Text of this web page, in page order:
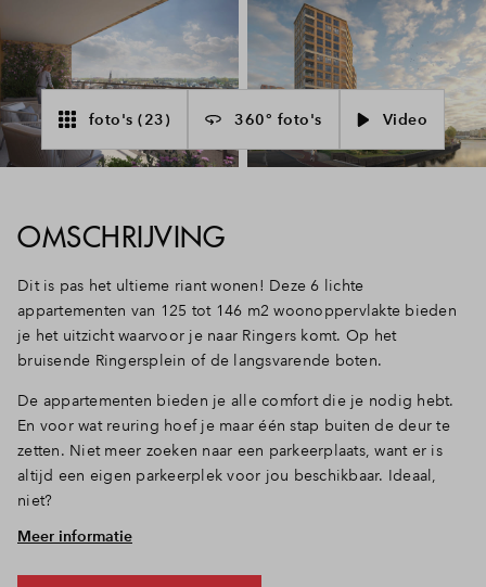
Inloggen
foto's (23) 360° foto's Video
OMSCHRIJVING
Dit is pas het ultieme riant wonen! Deze 6 lichte
appartementen van 125 tot 146 m2 woonoppervlakte bieden
je het uitzicht waarvoor je naar Ringers komt. Op het
bruisende Ringersplein of de langsvarende boten.
De appartementen bieden je alle comfort die je nodig hebt.
En voor wat reuring hoef je maar één stap buiten de deur te
zetten. Niet meer zoeken naar een parkeerplaats, want er is
altijd een eigen parkeerplek voor jou beschikbaar. Ideaal,
niet?
Beste van 2 werelden: alles dichtbij
Meer informatie